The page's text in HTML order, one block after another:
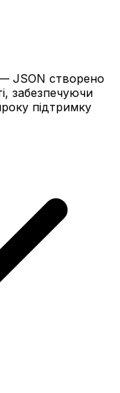
JSON створено
забезпечуючи
підтримку